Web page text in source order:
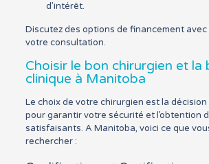
d’intérêt.
Discutez des options de financement avec
votre consultation.
Choisir le bon chirurgien et la
clinique à Manitoba
Le choix de votre chirurgien est la
pour garantir votre sécurité et l’obtention
satisfaisants. A Manitoba, voici ce que
rechercher :